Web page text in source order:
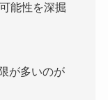
能性を深掘
が多いのが